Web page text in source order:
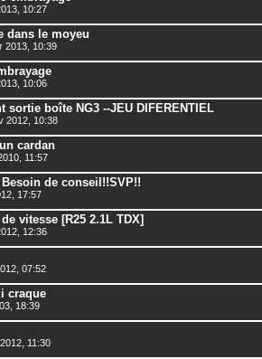
10:27
dans le moyeu
2013, 10:39
10:06
sortie boîte NG3 --JEU DIFERENTIEL
2012, 10:38
cardan
11:57
de conseil!!SVP!!
17:57
vitesse [R25 2.1L TDX]
12:36
07:52
craque
18:39
11:30